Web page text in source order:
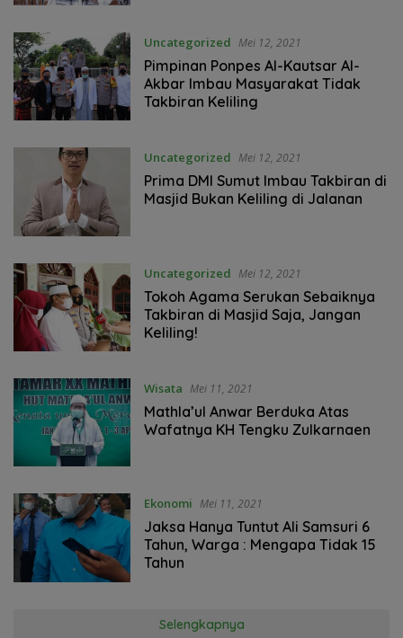
Uncategorized Mei 12, 2021
Pimpinan Ponpes Al-Kautsar Al-
Akbar Imbau Masyarakat Tidak
Takbiran Keliling
Uncategorized Mei 12, 2021
Prima DMI Sumut Imbau Takbiran di
Masjid Bukan Keliling di Jalanan
Uncategorized Mei 12, 2021
Tokoh Agama Serukan Sebaiknya
Takbiran di Masjid Saja, Jangan
Keliling!
Wisata Mei 11, 2021
Mathla’ul Anwar Berduka Atas
Wafatnya KH Tengku Zulkarnaen
Ekonomi Mei 11, 2021
Jaksa Hanya Tuntut Ali Samsuri 6
Tahun, Warga : Mengapa Tidak 15
Tahun
Selengkapnya